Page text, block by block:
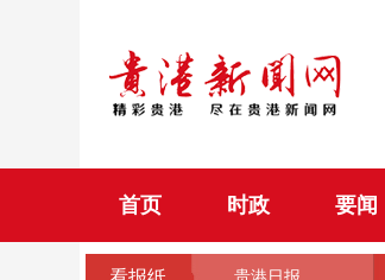
首页 时政 要闻